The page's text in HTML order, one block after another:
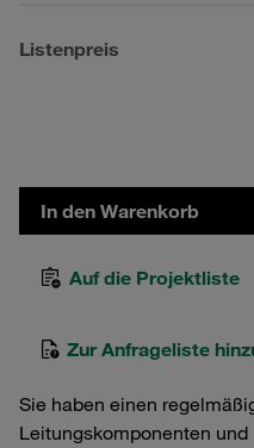
Listenpreis
In den Warenkorb
Auf die Projektliste
Zur Anfrageliste
Sie haben einen
Leitungskomponenten